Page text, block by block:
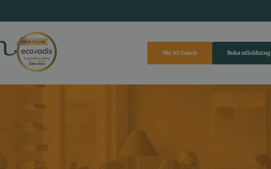
Vår AI-Coach Boka utbildning